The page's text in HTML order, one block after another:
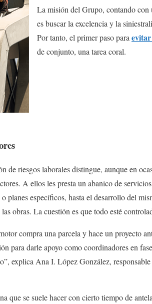
La misión del Grupo, contando con
es buscar la excelencia y la
Por tanto, el primer paso para
de conjunto, una tarea coral.
de riesgos laborales distingue, aunque en
A ellos les presta un abanico de
planes específicos, hasta el desarrollo del
obras. La cuestión es que todo esté
compra una parcela y hace un proyecto
para darle apoyo como coordinadores en
explica Ana I. López González,
que se suele hacer con cierto tiempo de